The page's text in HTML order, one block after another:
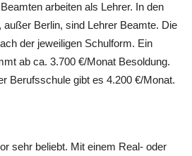
arbei­ten als Leh­rer. In den
außer Ber­lin, sind Leh­rer Beam­te. Die
der jewei­li­gen Schul­form. Ein
ab ca. 3.700 €/Monat Besol­dung.
Berufs­schu­le gibt es 4.200 €/Monat.
sehr beliebt. Mit einem Real- oder